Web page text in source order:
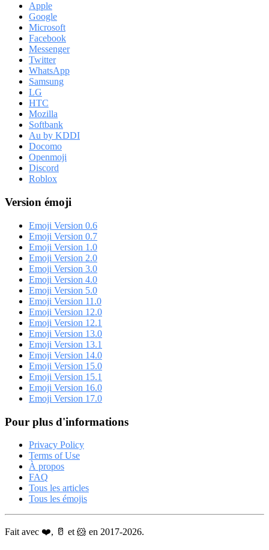
Apple
Google
Microsoft
Facebook
Messenger
Twitter
WhatsApp
Samsung
LG
HTC
Mozilla
Softbank
Au by KDDI
Docomo
Openmoji
Discord
Roblox
Version émoji
Emoji Version 0.6
Emoji Version 0.7
Emoji Version 1.0
Emoji Version 2.0
Emoji Version 3.0
Emoji Version 4.0
Emoji Version 5.0
Emoji Version 11.0
Emoji Version 12.0
Emoji Version 12.1
Emoji Version 13.0
Emoji Version 13.1
Emoji Version 14.0
Emoji Version 15.0
Emoji Version 15.1
Emoji Version 16.0
Emoji Version 17.0
Pour plus d'informations
Privacy Policy
Terms of Use
À propos
FAQ
Tous les articles
Tous les émojis
Fait avec ❤️, 🥛 et 🐹 en 2017-2026.